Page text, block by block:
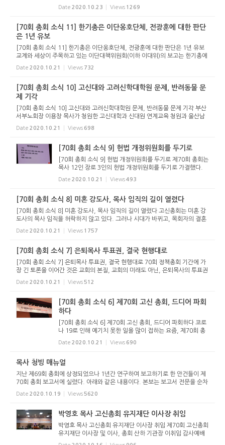
노회장 최식 목사는 교회에서 쉬운 성경을 사용할 수 있게 허
락해 달라고 청원했다. 이에 1년간 고려신학대학원 교수회에
Date 2020.10.23 Views 1269
[70회 총회 소식 11] 한기총은 이단옹호단체, 전광훈에 대한 판단
은 1년 유보
[70회 총회 소식 11] 한기총은 이단옹호단체, 전광훈에 대한 판단은 1년 유보
교계와 세상이 주목하고 있는 이단대책위원회(이하 이대위)의 보고는 한기총에
대해서는 이단옹호단체 라는 보고서의 내용을 그대로 받고, 전광훈 목사에 대한
부분은 이대위의 보...
Date 2020.10.21 Views 732
[70회 총회 소식 10] 고신대와 고려신학대학원 문제, 반려동물 문
제 기각
[70회 총회 소식 10] 고신대와 고려신학대학원 문제, 반려동물 문제 기각 부산
서부노회장 이용창 목사가 청원한 고신대학과 신대원 연계교육 청원과 울산남
부노회장 서성영 목사가 청원한 고려신학대학원 부산이전 청원, 미래정책연구
위원장 한영만 목사가 청...
Date 2020.10.21 Views 698
[70회 총회 소식 9] 헌법 개정위원회를 두기로
[70회 총회 소식 9] 헌법 개정위원회를 두기로 제70회 총회는
목사 12인 장로 3인의 헌법 개정위원회를 두기로 가결했다.
부산노회장 신인범 목사가 청원한 헌법 개정(헌법개정 위원회
설치) 청원건에 따른 것인데, 상정 안건의 제안설명에 따르면,
Date 2020.10.21 Views493
[70회 총회 소식 8] 미혼 강도사, 목사 임직의 길이 열렸다
[70회 총회 소식 8] 미혼 강도사, 목사 임직의 길이 열렸다 고신총회는 미혼 강
도사의 목사 임직을 허락하지 않고 있다. 그러나 시대가 바뀌고, 목회자의 결혼
이 쉽지 않은 때이기에 미혼 강도사의 목사 임직을 허락해 달라는 요청이 적지
않다. 그렇기에 이 ...
Date 2020.10.21 Views 1757
[70회 총회 소식 7] 은퇴목사 투표권, 결국 현행대로
[70회 총회 소식 7] 은퇴목사 투표권, 결국 현행대로 70회 정책총회 기간에 가
장 긴 토론을 이어간 것은 교회의 본질, 교회의 미래도 아닌, 은퇴목사의 투표권
문제였다. 제69회 총회는 경기중부노회장 신동섭 목사가 발의한 “은퇴목사 투
Date 2020.10.21 Views 512
[70회 총회 소식 6] 제70회 고신 총회, 드디어 파회
하다
[70회 총회 소식 6] 제70회 고신 총회, 드디어 파회하다 코로
나 19로 인해 예기치 못한 일을 많이 접하는 요즘, 제70회 총
회도 3일을 각각 나누어 개최하는 초유의 일이 있었다. 조직총
회, 정책총회라는 신조어도 나왔다. 그리하여 9월 15일(화)에
Date 2020.10.21 Views 690
목사 청빙 매뉴얼
지난 제69회 총회에 상정되었으나 1년간 연구하여 보고하기로 한 안건들이 제
70회 총회 보고서에 실렸다. 아래와 같은 내용이다. 본보는 보고서 전문을 순차
적으로 싣는다. 1. 은퇴목사 투표권 삭제 청원에 대한 법제위원회 보고 2. SFC
문제에 대한 학생신앙...
Date 2020.10.19 Views 5620
박영호 목사 고신총회 유지재단 이사장 취임
박영호 목사 고신총회 유지재단 이사장 취임 제70회 고신총회
유지재단 이사장 및 이사, 총회 산하 기관장 이취임 감사예배
가 2020년 10월 16일(금) 오전 11시 고신총회회관 대강당에